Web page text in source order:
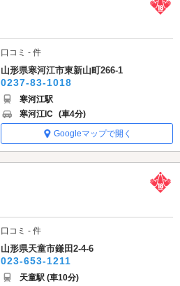
口コミ - 件
山形県寒河江市東新山町266-1
0237-83-1018
寒河江駅
寒河江IC (車4分)
Googleマップで開く
口コミ - 件
山形県天童市鎌田2-4-6
023-653-1211
天童駅 (車10分)